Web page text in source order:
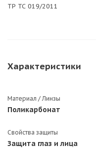
ТР ТС 019/2011
Характеристики
Материал / Линзы
Поликарбонат
Свойства защиты
Защита глаз и лица